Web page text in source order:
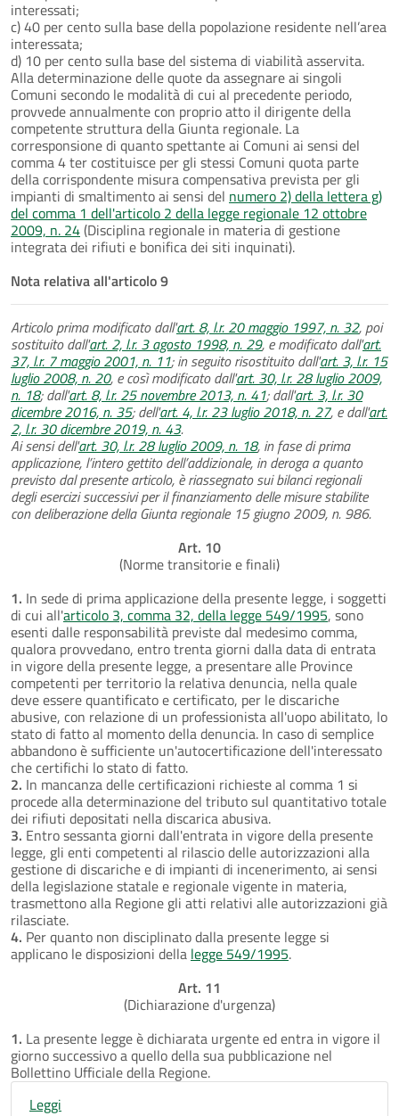
interessati;
c) 40 per cento sulla base della popolazione residente nell’area
interessata;
d) 10 per cento sulla base del sistema di viabilità asservita.
Alla determinazione delle quote da assegnare ai singoli
Comuni secondo le modalità di cui al precedente periodo,
provvede annualmente con proprio atto il dirigente della
competente struttura della Giunta regionale. La
corresponsione di quanto spettante ai Comuni ai sensi del
comma 4 ter costituisce per gli stessi Comuni quota parte
della corrispondente misura compensativa prevista per gli
impianti di smaltimento ai sensi del numero 2) della lettera g)
del comma 1 dell'articolo 2 della legge regionale 12 ottobre
2009, n. 24(Disciplina regionale in materia di gestione
integrata dei rifiuti e bonifica dei siti inquinati).
Nota relativa all'articolo 9
Articolo prima modificato dall'art. 8, l.r. 20 maggio 1997, n. 32, poi
sostituito dall'art. 2, l.r. 3 agosto 1998, n. 29, e modificato dall'art.
37, l.r. 7 maggio 2001, n. 11; in seguito risostituito dall'art. 3, l.r. 15
luglio 2008, n. 20, e così modificato dall'art. 30, l.r. 28 luglio 2009,
n. 18; dall'art. 8, l.r. 25 novembre 2013, n. 41; dall'art. 3, l.r. 30
dicembre 2016, n. 35; dell'art. 4, l.r. 23 luglio 2018, n. 27, e dall'art.
2, l.r. 30 dicembre 2019, n. 43.
Ai sensi dell'art. 30, l.r. 28 luglio 2009, n. 18, in fase di prima
applicazione, l’intero gettito dell’addizionale, in deroga a quanto
previsto dal presente articolo, è riassegnato sui bilanci regionali
degli esercizi successivi per il finanziamento delle misure stabilite
con deliberazione della Giunta regionale 15 giugno 2009, n. 986.
Art. 10
(Norme transitorie e finali)
1. In sede di prima applicazione della presente legge, i soggetti
di cui all'articolo 3, comma 32, della legge 549/1995, sono
esenti dalle responsabilità previste dal medesimo comma,
qualora provvedano, entro trenta giorni dalla data di entrata
in vigore della presente legge, a presentare alle Province
competenti per territorio la relativa denuncia, nella quale
deve essere quantificato e certificato, per le discariche
abusive, con relazione di un professionista all'uopo abilitato, lo
stato di fatto al momento della denuncia. In caso di semplice
abbandono è sufficiente un'autocertificazione dell'interessato
che certifichi lo stato di fatto.
2. In mancanza delle certificazioni richieste al comma 1 si
procede alla determinazione del tributo sul quantitativo totale
dei rifiuti depositati nella discarica abusiva.
3. Entro sessanta giorni dall'entrata in vigore della presente
legge, gli enti competenti al rilascio delle autorizzazioni alla
gestione di discariche e di impianti di incenerimento, ai sensi
della legislazione statale e regionale vigente in materia,
trasmettono alla Regione gli atti relativi alle autorizzazioni già
rilasciate.
4. Per quanto non disciplinato dalla presente legge si
applicano le disposizioni della legge 549/1995.
Art. 11
(Dichiarazione d'urgenza)
1. La presente legge è dichiarata urgente ed entra in vigore il
giorno successivo a quello della sua pubblicazione nel
Bollettino Ufficiale della Regione.
Leggi